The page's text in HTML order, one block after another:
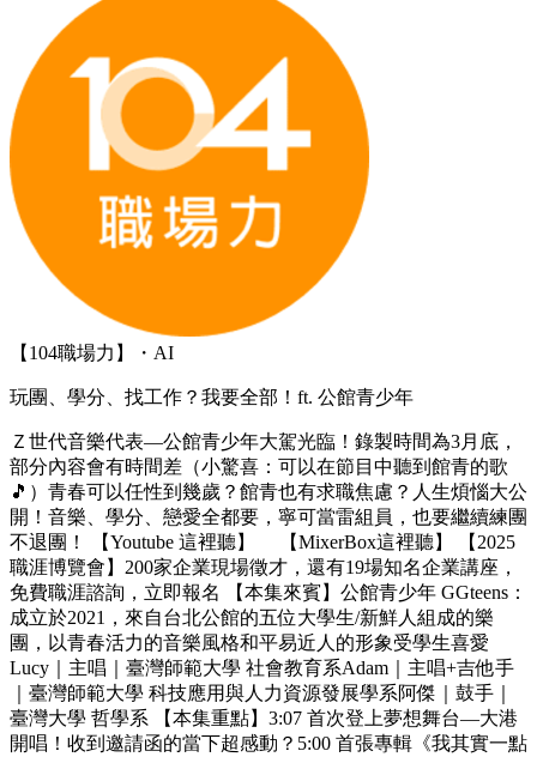
【104職場力】・AI
玩團、學分、找工作？我要全部！ft. 公館青少年
Ｚ世代音樂代表—公館青少年大駕光臨！錄製時間為3月底，
部分內容會有時間差（小驚喜：可以在節目中聽到館青的歌
🎵）青春可以任性到幾歲？館青也有求職焦慮？人生煩惱大公
開！音樂、學分、戀愛全都要，寧可當雷組員，也要繼續練團
不退團！ 【Youtube 這裡聽】 【MixerBox這裡聽】 【2025
職涯博覽會】200家企業現場徵才，還有19場知名企業講座，
免費職涯諮詢，立即報名 【本集來賓】公館青少年 GGteens：
成立於2021，來自台北公館的五位大學生/新鮮人組成的樂
團，以青春活力的音樂風格和平易近人的形象受學生喜愛
Lucy｜主唱｜臺灣師範大學 社會教育系Adam｜主唱+吉他手
｜臺灣師範大學 科技應用與人力資源發展學系阿傑｜鼓手｜
臺灣大學 哲學系 【本集重點】3:07 首次登上夢想舞台—大港
開唱！收到邀請函的當下超感動？5:00 首張專輯《我其實一點